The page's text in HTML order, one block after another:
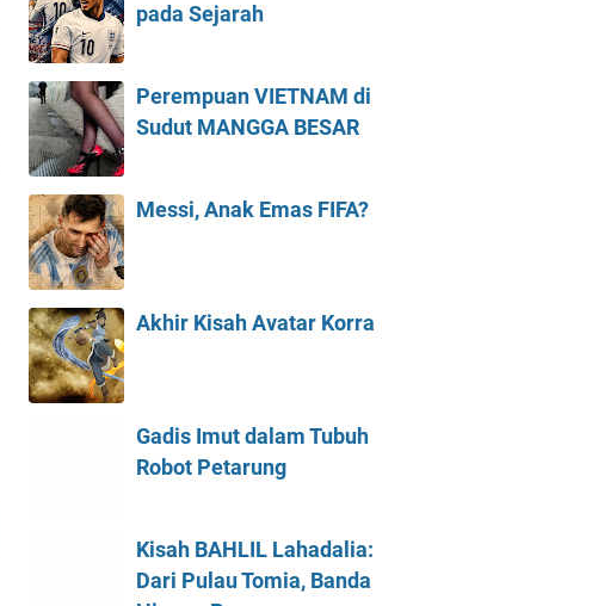
pada Sejarah
Perempuan VIETNAM di
Sudut MANGGA BESAR
Messi, Anak Emas FIFA?
Akhir Kisah Avatar Korra
Gadis Imut dalam Tubuh
Robot Petarung
Kisah BAHLIL Lahadalia:
Dari Pulau Tomia, Banda